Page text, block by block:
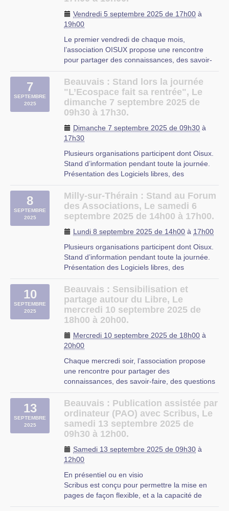
Beauvais
Vendredi 5 septembre 2025 de 17h00 à
19h00
Le premier vendredi de chaque mois,
l’association OISUX propose une rencontre
pour partager des connaissances, des savoir-
logiciels libres, que ce soit à propos du système
d’exploitation Linux, des applications libres ou
des services en ligne (…)
Milly-sur-Thérain
7
SEPTEMBRE
2025
Beauvais : Stand lors la journée
"L’Ecospace fait sa rentrée", Le
dimanche 7 septembre 2025 de
09h30 à 17h30.
Dimanche 7 septembre 2025 de 09h30 à
17h30
Plusieurs organisations participent dont Oisux.
Stand d’information pendant toute la journée.
Présentation des Logiciels libres, des
Sujets proposés : Installation du système
d’exploitation Linux et des applications pour la
bureautique sur du (…)
Beauvais
8
SEPTEMBRE
2025
Milly-sur-Thérain : Stand au Forum
des Associations, Le samedi 6
septembre 2025 de 14h00 à 17h00.
Lundi 8 septembre 2025 de 14h00 à 17h00
Plusieurs organisations participent dont Oisux.
Stand d’information pendant toute la journée.
Présentation des Logiciels libres, des
Sujets proposés : Installation du système
d’exploitation Linux et des applications pour la
bureautique sur du (…)
Milly-sur-Thérain
10
SEPTEMBRE
2025
Beauvais : Sensibilisation et
partage autour du Libre, Le
mercredi 10 septembre 2025 de
18h00 à 20h00.
Mercredi 10 septembre 2025 de 18h00 à
20h00
Chaque mercredi soir, l’association propose
une rencontre pour partager des
connaissances, des savoir-faire, des questions
soit à propos du système d’exploitation Linux,
des applications libres ou des services en ligne
libres.
C’est (…)
Beauvais
13
SEPTEMBRE
2025
Beauvais : Publication assistée par
ordinateur (PAO) avec Scribus, Le
samedi 13 septembre 2025 de
09h30 à 12h00.
Samedi 13 septembre 2025 de 09h30 à
12h00
En présentiel ou en visio
Scribus est conçu pour permettre la mise en
pages de façon flexible, et a la capacité de